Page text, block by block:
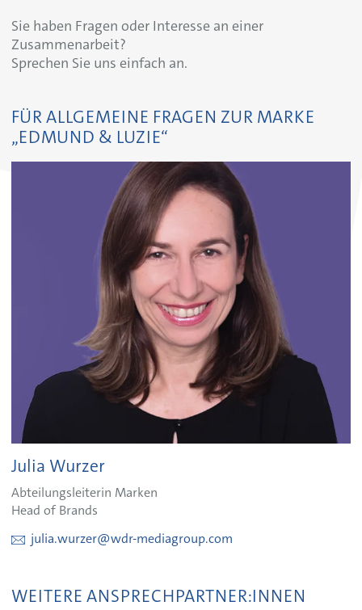
Sie haben Fragen oder Interesse an einer
Zusammenarbeit?
Sprechen Sie uns einfach an.
FÜR ALLGEMEINE FRAGEN ZUR MARKE
„EDMUND & LUZIE“
Julia Wurzer
Abteilungsleiterin Marken
Head of Brands
julia.wurzer@wdr-mediagroup.com
WEITERE ANSPRECHPARTNER:INNEN